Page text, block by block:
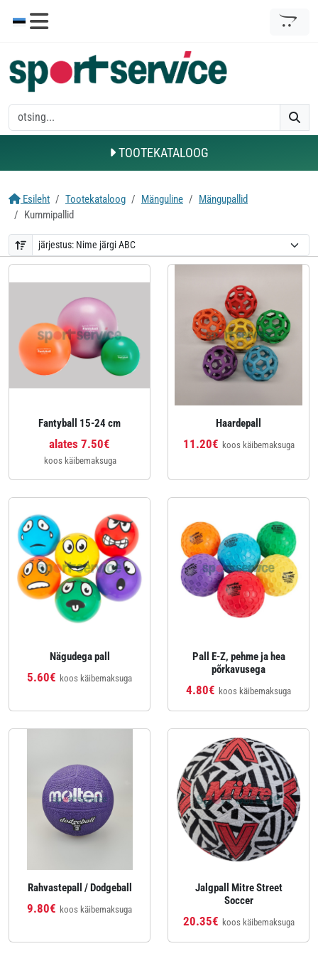
TOOTEKATALOOG
Esileht Tootekataloog Mänguline
Mängupallid
Kummipallid
Fantyball 15-24 cm
alates 7.50€
koos käibemaksuga
Haardepall
11.20€ koos käibemaksuga
Nägudega pall
5.60€ koos käibemaksuga
Pall E-Z, pehme ja hea
põrkavusega
4.80€ koos käibemaksuga
Rahvastepall / Dodgeball
9.80€ koos käibemaksuga
Jalgpall Mitre Street
Soccer
20.35€ koos käibemaksuga